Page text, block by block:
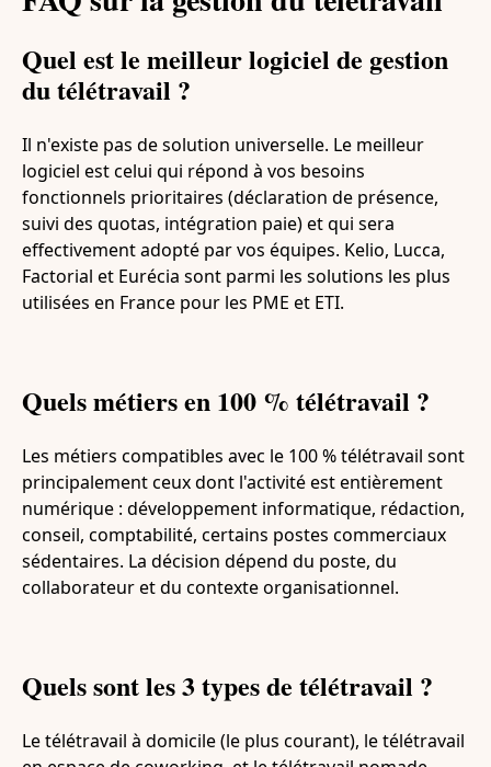
Quel est le meilleur logiciel de gestion
du télétravail ?
Il n'existe pas de solution universelle. Le meilleur
logiciel est celui qui répond à vos besoins
fonctionnels prioritaires (déclaration de présence,
suivi des quotas, intégration paie) et qui sera
effectivement adopté par vos équipes. Kelio, Lucca,
Factorial et Eurécia sont parmi les solutions les plus
utilisées en France pour les PME et ETI.
Quels métiers en 100 % télétravail ?
Les métiers compatibles avec le 100 % télétravail sont
principalement ceux dont l'activité est entièrement
numérique : développement informatique, rédaction,
conseil, comptabilité, certains postes commerciaux
sédentaires. La décision dépend du poste, du
collaborateur et du contexte organisationnel.
Quels sont les 3 types de télétravail ?
Le télétravail à domicile (le plus courant), le télétravail